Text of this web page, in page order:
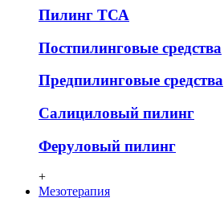
Пилинг ТСА
Постпилинговые средства
Предпилинговые средства
Салициловый пилинг
Феруловый пилинг
+
Мезотерапия